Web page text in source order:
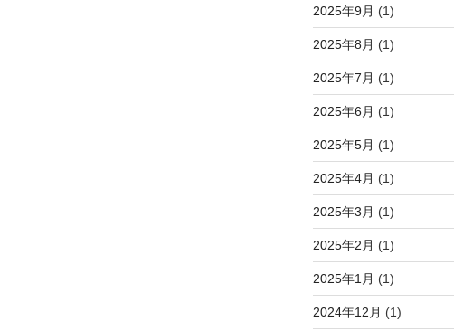
2025年9月 (1)
2025年8月 (1)
2025年7月 (1)
2025年6月 (1)
2025年5月 (1)
2025年4月 (1)
2025年3月 (1)
2025年2月 (1)
2025年1月 (1)
2024年12月 (1)